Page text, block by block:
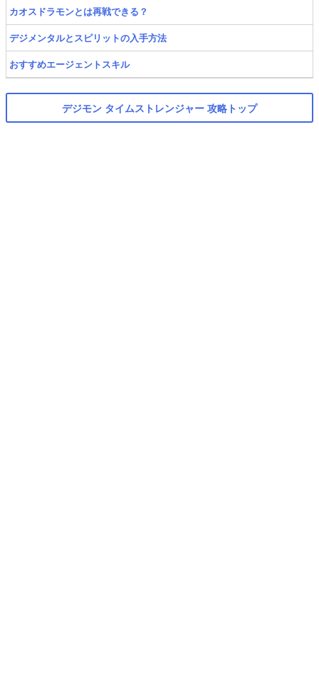
カオスドラモンとは再戦できる？
デジメンタルとスピリットの入手方法
おすすめエージェントスキル
デジモン タイムストレンジャー 攻略トップ